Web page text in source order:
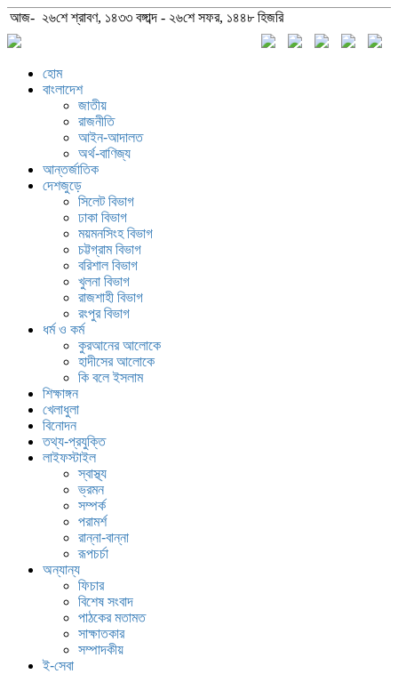
আজ- ২৬শে শ্রাবণ, ১৪৩৩ বঙ্গাব্দ - ২৬শে সফর, ১৪৪৮ হিজরি
হোম
বাংলাদেশ
জাতীয়
রাজনীতি
আইন-আদালত
অর্থ-বাণিজ্য
আন্তর্জাতিক
দেশজুড়ে
সিলেট বিভাগ
ঢাকা বিভাগ
ময়মনসিংহ বিভাগ
চট্টগ্রাম বিভাগ
বরিশাল বিভাগ
খুলনা বিভাগ
রাজশাহী বিভাগ
রংপুর বিভাগ
ধর্ম ও কর্ম
কুরআনের আলোকে
হাদীসের আলোকে
কি বলে ইসলাম
শিক্ষাঙ্গন
খেলাধুলা
বিনোদন
তথ্য-প্রযুক্তি
লাইফস্টাইল
স্বাস্থ্য
ভ্রমন
সম্পর্ক
পরামর্শ
রান্না-বান্না
রূপচর্চা
অন্যান্য
ফিচার
বিশেষ সংবাদ
পাঠকের মতামত
সাক্ষাতকার
সম্পাদকীয়
ই-সেবা